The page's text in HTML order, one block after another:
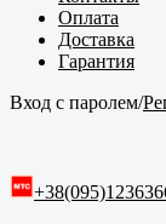
Оплата
Доставка
Гарантия
Вход с паролем/